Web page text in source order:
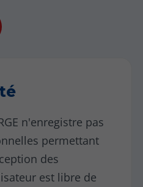
n'enregistre pas
permettant
des
est libre de